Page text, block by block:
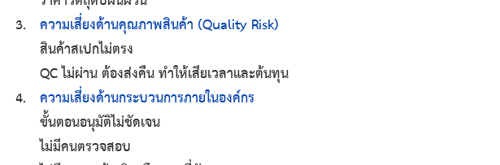
ความเสี่ยงด้านคุณภาพสินค้า (Quality Risk)
สินค้าสเปกไม่ตรง
QC ไม่ผ่าน ต้องส่งคืน ทำให้เสียเวลาและต้นทุน
ความเสี่ยงด้านกระบวนการภายในองค์กร
ขั้นตอนอนุมัติไม่ชัดเจน
ไม่มีคนตรวจสอบ